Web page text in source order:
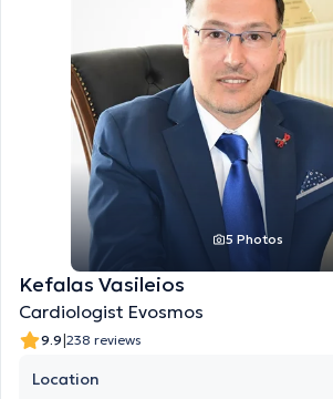
5 Photos
Kefalas Vasileios
Cardiologist Evosmos
9.9|238 reviews
Location